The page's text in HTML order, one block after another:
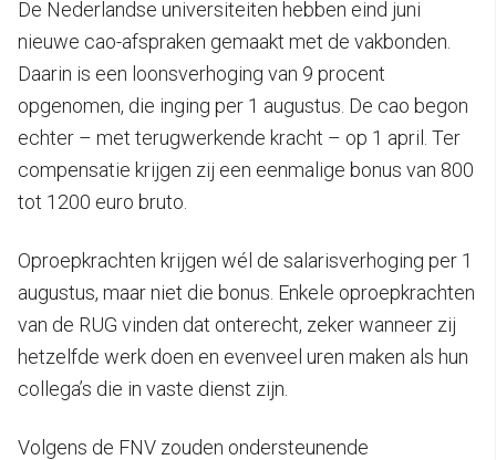
De Nederlandse universiteiten hebben eind juni
nieuwe cao-afspraken gemaakt met de vakbonden.
Daarin is een loonsverhoging van 9 procent
opgenomen, die inging per 1 augustus. De cao begon
echter – met terugwerkende kracht – op 1 april. Ter
compensatie krijgen zij een eenmalige bonus van 800
tot 1200 euro bruto.
Oproepkrachten krijgen wél de salarisverhoging per 1
augustus, maar niet die bonus. Enkele oproepkrachten
van de RUG vinden dat onterecht, zeker wanneer zij
hetzelfde werk doen en evenveel uren maken als hun
collega’s die in vaste dienst zijn.
Volgens de FNV zouden ondersteunende